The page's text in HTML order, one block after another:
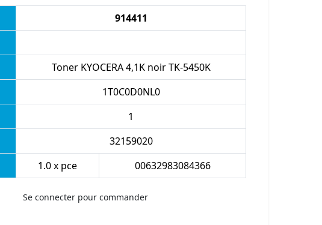
914411
Toner KYOCERA 4,1K noir TK-5450K
1T0C0D0NL0
1
32159020
1.0 x pce 00632983084366
Se connecter pour commander